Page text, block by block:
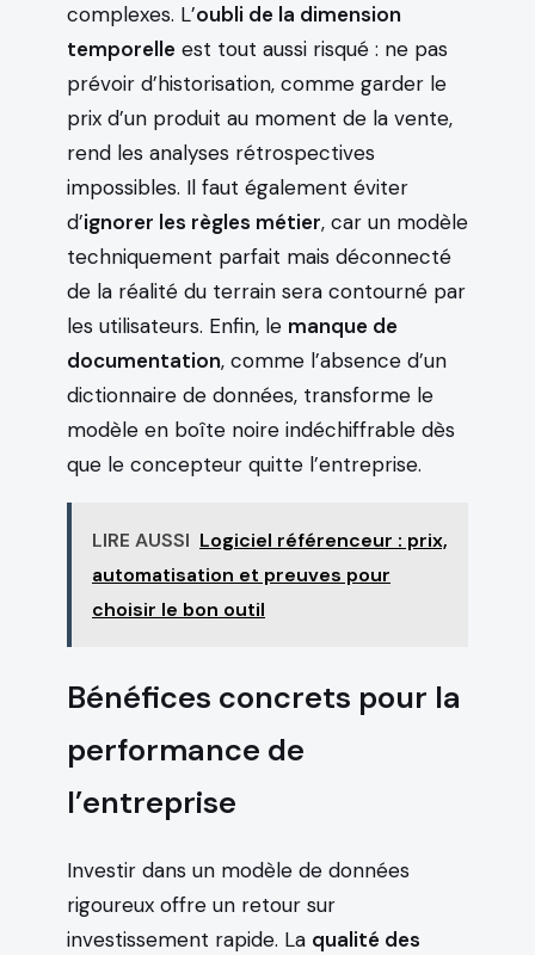
complexes. L’oubli de la dimension
temporelle est tout aussi risqué : ne pas
prévoir d’historisation, comme garder le
prix d’un produit au moment de la vente,
rend les analyses rétrospectives
impossibles. Il faut également éviter
d’ignorer les règles métier, car un modèle
techniquement parfait mais déconnecté
de la réalité du terrain sera contourné par
les utilisateurs. Enfin, le manque de
documentation, comme l’absence d’un
dictionnaire de données, transforme le
modèle en boîte noire indéchiffrable dès
que le concepteur quitte l’entreprise.
LIRE AUSSI Logiciel référenceur : prix,
automatisation et preuves pour
choisir le bon outil
Bénéfices concrets pour la
performance de
l’entreprise
Investir dans un modèle de données
rigoureux offre un retour sur
investissement rapide. La qualité des